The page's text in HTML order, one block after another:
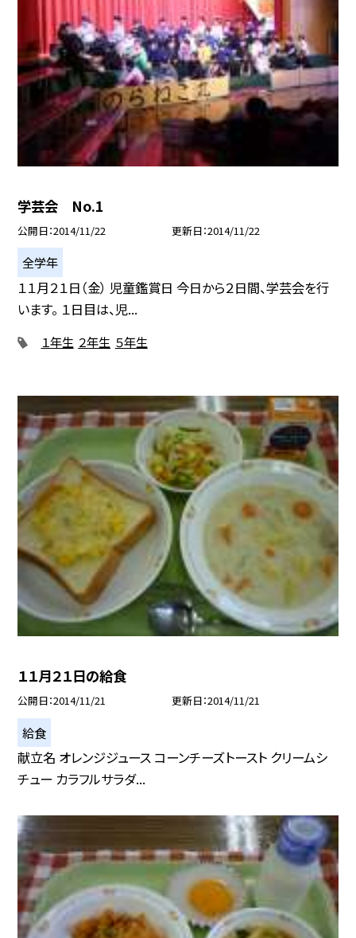
学芸会 No.1
公開日 2014/11/22 更新日 2014/11/22
全学年
１１月２１日（金） 児童鑑賞日 今日から２日間、学芸会を行
います。 １日目は、児...
１年生 ２年生 ５年生
１１月２１日の給食
公開日 2014/11/21 更新日 2014/11/21
給食
献立名 オレンジジュース コーンチーズトースト クリームシ
チュー カラフルサラダ...